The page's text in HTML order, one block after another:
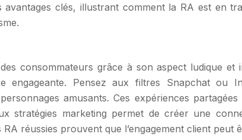
avantages clés, illustrant comment la RA est en
consommateurs grâce à son aspect ludique et
engageante. Pensez aux filtres Snapchat ou
amusants. Ces expériences
stratégies marketing permet de créer une
réussies prouvent que l’engagement client